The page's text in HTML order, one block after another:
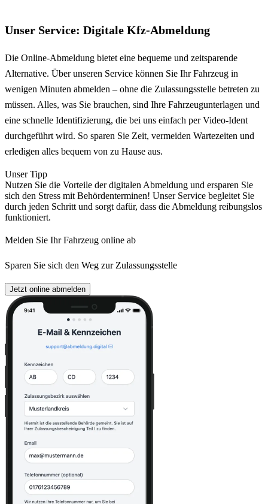
Unser Service: Digitale Kfz-Abmeldung
Die Online-Abmeldung bietet eine bequeme und zeitsparende
Alternative. Über unseren Service können Sie Ihr Fahrzeug in
wenigen Minuten abmelden – ohne die Zulassungsstelle betreten zu
müssen. Alles, was Sie brauchen, sind Ihre Fahrzeugunterlagen und
eine schnelle Identifizierung, die bei uns einfach per Video-Ident
durchgeführt wird. So sparen Sie Zeit, vermeiden Wartezeiten und
erledigen alles bequem von zu Hause aus.
Unser Tipp
Nutzen Sie die Vorteile der digitalen Abmeldung und ersparen Sie
sich den Stress mit Behördenterminen! Unser Service begleitet Sie
durch jeden Schritt und sorgt dafür, dass die Abmeldung reibungslos
funktioniert.
Melden Sie Ihr Fahrzeug online ab
Sparen Sie sich den Weg zur Zulassungsstelle
Jetzt online abmelden